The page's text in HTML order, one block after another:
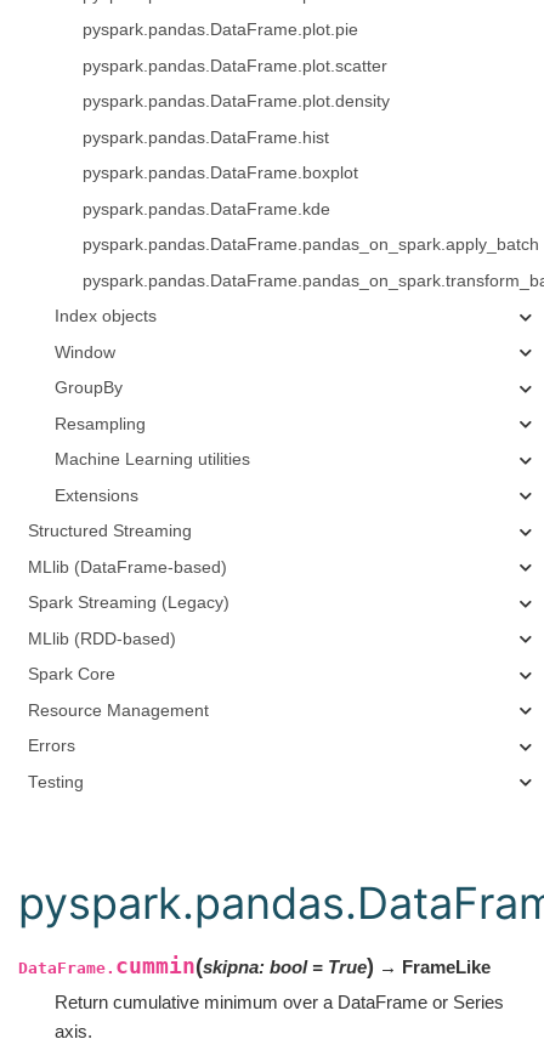
pyspark.pandas.DataFrame.plot.pie
pyspark.pandas.DataFrame.plot.scatter
pyspark.pandas.DataFrame.plot.density
pyspark.pandas.DataFrame.hist
pyspark.pandas.DataFrame.boxplot
pyspark.pandas.DataFrame.kde
pyspark.pandas.DataFrame.pandas_on_spark.apply_batch
Index objects
Window
GroupBy
Resampling
Machine Learning utilities
Extensions
Structured Streaming
MLlib (DataFrame-based)
Spark Streaming (Legacy)
MLlib (RDD-based)
Spark Core
Resource Management
Errors
Testing
DataFrame. cummin(skipna: bool = True) → FrameLike
Return cumulative minimum over a DataFrame or Series
axis.